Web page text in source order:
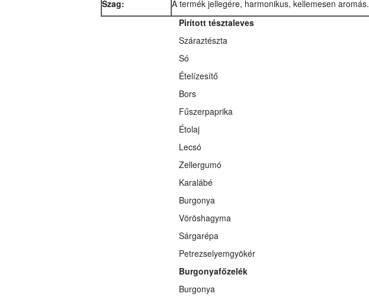
Szag:
A termék jellegére, harmonikus, kellemesen aromás.
Pirított tésztaleves
Száraztészta
Só
Ételízesítő
Bors
Fűszerpaprika
Étolaj
Lecsó
Zellergumó
Karalábé
Burgonya
Vöröshagyma
Sárgarépa
Petrezselyemgyökér
Burgonyafőzelék
Burgonya